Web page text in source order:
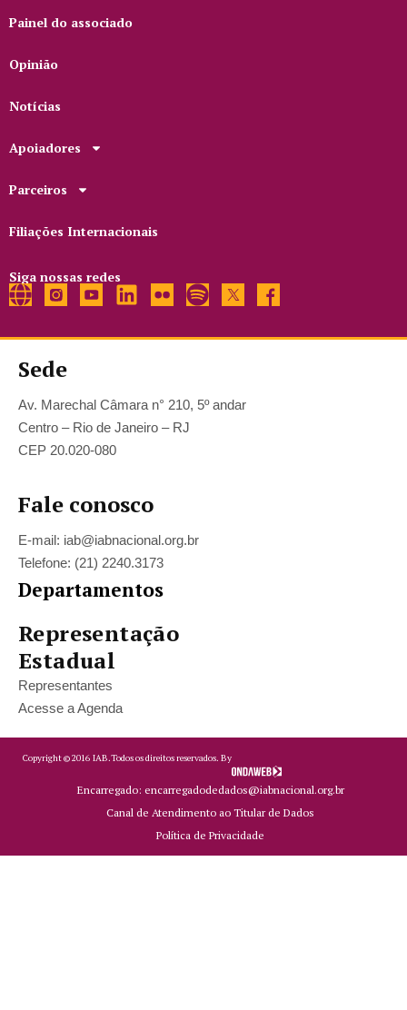
Painel do associado
Opinião
Notícias
Apoiadores
Parceiros
Filiações Internacionais
Siga nossas redes
Sede
Av. Marechal Câmara n° 210, 5º andar
Centro – Rio de Janeiro – RJ
CEP 20.020-080
Fale conosco
E-mail: iab@iabnacional.org.br
Telefone: (21) 2240.3173
Departamentos
Representação
Estadual
Representantes
Acesse a Agenda
Copyright ©2016 IAB.Todos os direitos reservados. By
Encarregado: encarregadodedados@iabnacional.org.br
Canal de Atendimento ao Titular de Dados
Política de Privacidade